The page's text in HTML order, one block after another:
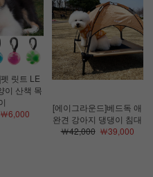
릿트 LE
이 산책 목
6,000
[에이그라운드]베드독 애
완견 강아지 댕댕이 침대
￦42,000￦39,000